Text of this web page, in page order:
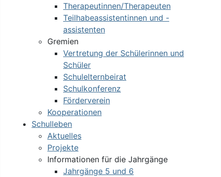
Therapeutinnen/Therapeuten
Teilhabeassistentinnen und -
assistenten
Gremien
Vertretung der Schülerinnen und
Schüler
Schulelternbeirat
Schulkonferenz
Förderverein
Kooperationen
Schulleben
Aktuelles
Projekte
Informationen für die Jahrgänge
Jahrgänge 5 und 6